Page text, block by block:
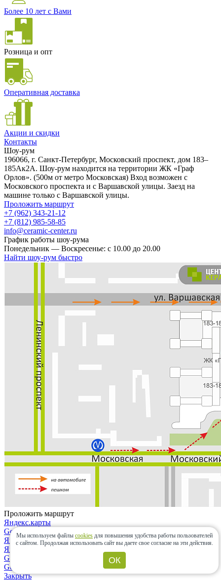
Более 10 лет с Вами
Розница и опт
Оперативная доставка
Акции и скидки
Контакты
Шоу-рум
196066, г. Санкт-Петербург, Московский проспект, дом 183–
185Ак2А. Шоу-рум находится на территории ЖК «Граф
Орлов». (500м от метро Московская) Вход возможен с
Московского проспекта и с Варшавской улицы. Заезд на
машине только с Варшавской улицы.
Проложить маршрут
+7 (962) 343-21-12
+7 (812) 985-58-85
info@ceramic-center.ru
График работы шоу-рума
Понедельник — Воскресенье: с 10.00 до 20.00
Найти шоу-рум быстро
Проложить маршрут
Яндекс.карты
Google maps
Яндекс.карты
Яндекс.навигатор
Google maps
Google maps
Закрыть
Мы используем файлы cookies для повышения удобства работы пользователей
с сайтом. Продолжая использовать сайт вы даете свое согласие на эти действия.
ОК